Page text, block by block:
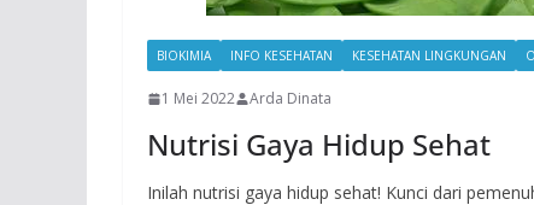
BIOKIMIA INFO KESEHATAN KESEHATAN LINGKUNGAN
1 Mei 2022 Arda Dinata
Nutrisi Gaya Hidup Sehat
Inilah nutrisi gaya hidup sehat! Kunci dari